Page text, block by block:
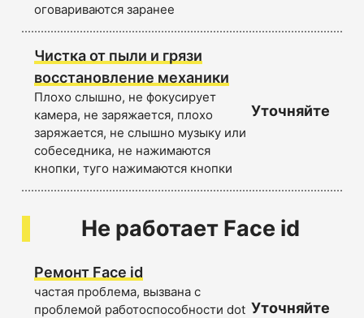
оговариваются заранее
Чистка от пыли и грязи
восстановление механики
Плохо слышно, не фокусирует
камера, не заряжается, плохо
заряжается, не слышно музыку или
собеседника, не нажимаются
кнопки, туго нажимаются кнопки
Уточняйте
Не работает Face id
Ремонт Face id
частая проблема, вызвана с
проблемой работоспособности dot Уточняйте